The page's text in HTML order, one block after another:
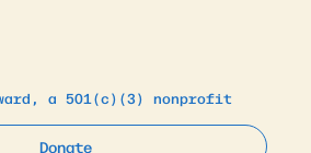
a 501(c)(3) nonprofit
Donate